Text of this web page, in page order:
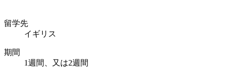
留学先
イギリス
期間
1週間、又は2週間